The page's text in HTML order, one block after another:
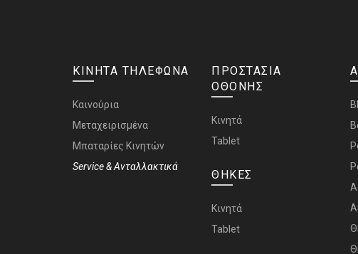
ΚΙΝΗΤΑ ΤΗΛΕΦΩΝΑ
Καινούρια
Μεταχειρισμένα
Μπαταρίες Κινητών
Service & Ανταλλακτικά
ΠΡΟΣΤΑΣΙΑ
ΟΘΟΝΗΣ
Κινητά
Tablet
ΘΗΚΕΣ
Κινητά
Tablet